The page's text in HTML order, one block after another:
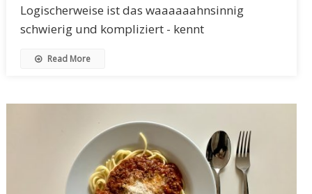
Logischerweise ist das waaaaaahnsinnig
schwierig und kompliziert - kennt
Read More